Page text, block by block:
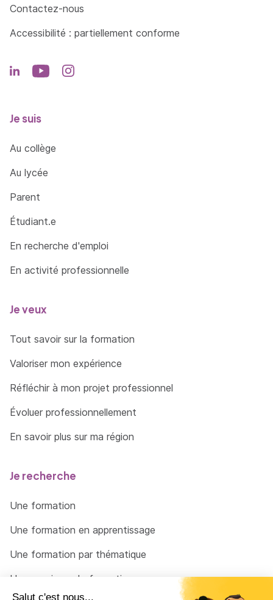
Contactez-nous
Accessibilité : partiellement conforme
Je suis
Au collège
Au lycée
Parent
Étudiant.e
En recherche d'emploi
En activité professionnelle
Je veux
Tout savoir sur la formation
Valoriser mon expérience
Réfléchir à mon projet professionnel
Évoluer professionnellement
En savoir plus sur ma région
Je recherche
Une formation
Une formation en apprentissage
Une formation par thématique
Un organisme de formation